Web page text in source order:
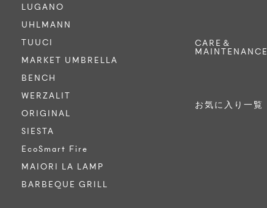
LUGANO
UHLMANN
TUUCI
MARKET UMBRELLA
BENCH
WERZALIT
ORIGINAL
SIESTA
EcoSmart Fire
MAIORI LA LAMP
BARBEQUE GRILL
CARE＆
MAINTENANCE
お気に入り一覧